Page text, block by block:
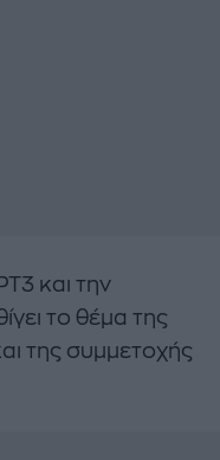
και την
το θέμα της
της συμμετοχής